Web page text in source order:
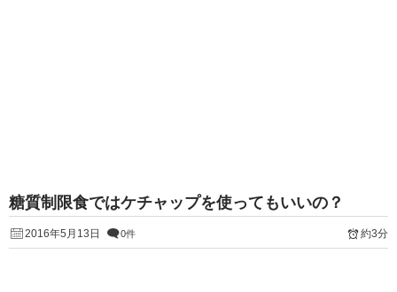
糖質制限食ではケチャップを使ってもいいの？
2016年5月13日 0件 約3分